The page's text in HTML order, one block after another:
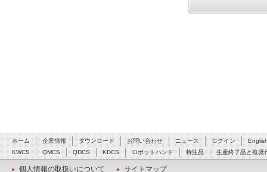
ホーム 企業情報 ダウンロード お問い合わせ ニュース ログイン
KWCS
QMCS QDCS KDCS ロボットハンド 特注品 生産終了品と推奨
個人情報の取扱いについて サイトマップ